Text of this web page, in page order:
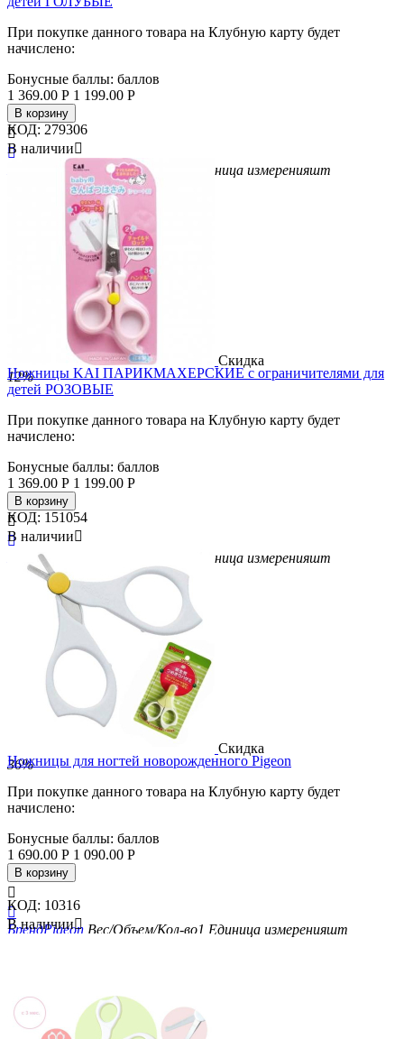
При покупке данного товара на Клубную карту будет
начислено:
Бонусные баллы: баллов
1 369.00 Р 1 199.00 Р
В корзину


Вес/Объем/Кол-во Единица измеренияшт
КОД: 279306
В наличии
Скидка
12%
Ножницы KAI ПАРИКМАХЕРСКИЕ с ограничителями для
детей РОЗОВЫЕ
При покупке данного товара на Клубную карту будет
начислено:
Бонусные баллы: баллов
1 369.00 Р 1 199.00 Р
В корзину


БрендKAI Единица измеренияшт
КОД: 151054
В наличии
Скидка
36%
Ножницы для ногтей новорожденного Pigeon
При покупке данного товара на Клубную карту будет
начислено:
Бонусные баллы: баллов
1 690.00 Р 1 090.00 Р
В корзину


БрендPigeon Вес/Объем/Кол-во1 Единица измеренияшт
КОД: 10316
В наличии